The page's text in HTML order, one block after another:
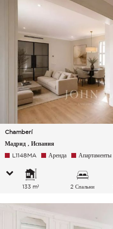
Chamberí
Мадрид , Испания
L1148MA Аренда Апартаменты
133 m² 2 Спальни